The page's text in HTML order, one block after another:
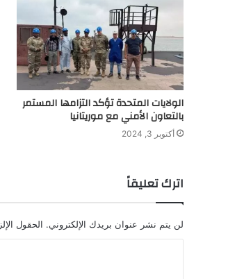
الولايات المتحدة تؤكد التزامها المستمر
بالتعاون الأمني مع موريتانيا
أكتوبر 3, 2024
اترك تعليقاً
لن يتم نشر عنوان بريدك الإلكتروني. الحقول